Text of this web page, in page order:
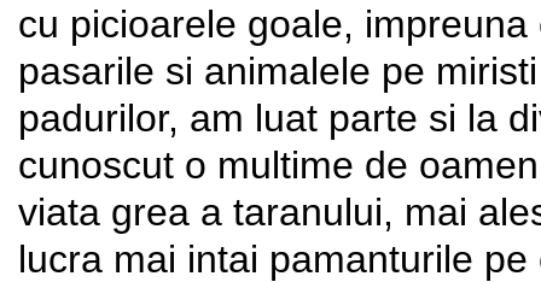
cu picioarele goale,
pasarile si animalele pe
padurilor, am luat parte si la
cunoscut o multime de
viata grea a taranului, mai
lucra mai intai pamanturile